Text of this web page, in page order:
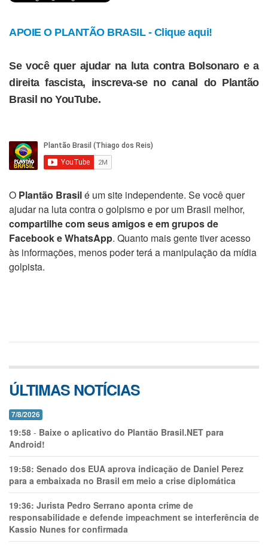
APOIE O PLANTÃO BRASIL - Clique aqui!
Se você quer ajudar na luta contra Bolsonaro e a
direita fascista, inscreva-se no canal do Plantão
Brasil no YouTube.
O Plantão Brasilé um site independente. Se você quer
ajudar na luta contra o golpismo e por um Brasil melhor,
compartilhe com seus amigos e em grupos de
Facebook e WhatsApp. Quanto mais gente tiver acesso
às informações, menos poder terá a manipulação da mídia
golpista.
ÚLTIMAS NOTÍCIAS
7/8/2026
19:58 - Baixe o aplicativo do Plantão Brasil.NET para
Android!
19:58: Senado dos EUA aprova indicação de Daniel Perez
para a embaixada no Brasil em meio a crise diplomática
19:36: Jurista Pedro Serrano aponta crime de
responsabilidade e defende impeachment se interferência de
Kassio Nunes for confirmada